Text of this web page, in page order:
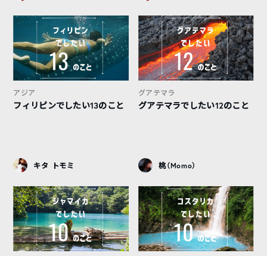
アジア
フィリピンでしたい13のこと
キタ トモミ
グアテマラ
グアテマラでしたい12のこと
桃（Momo）